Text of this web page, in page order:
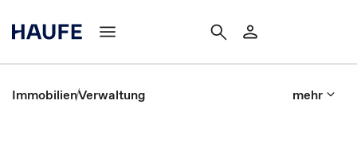
ImmobilienVerwaltung mehr